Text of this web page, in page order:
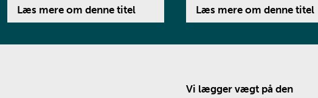
Læs mere om denne titel Læs mere om denne titel
Vi lægger vægt på den